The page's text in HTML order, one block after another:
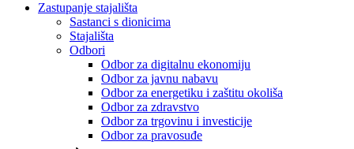
Zastupanje stajališta
Sastanci s dionicima
Stajališta
Odbori
Odbor za digitalnu ekonomiju
Odbor za javnu nabavu
Odbor za energetiku i zaštitu okoliša
Odbor za zdravstvo
Odbor za trgovinu i investicije
Odbor za pravosuđe